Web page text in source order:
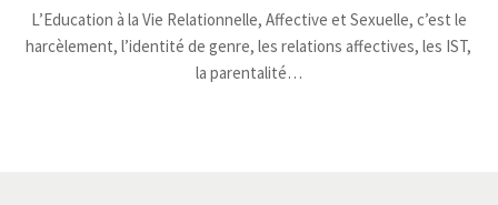
L’Education à la Vie Relationnelle, Affective et Sexuelle, c’est le
harcèlement, l’identité de genre, les relations affectives, les IST,
la parentalité…